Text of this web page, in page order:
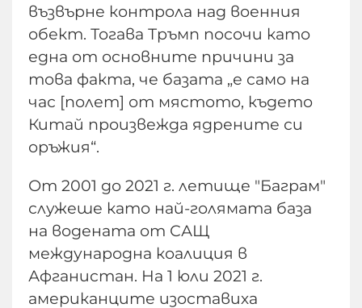
възвърне контрола над военния
обект. Тогава Тръмп посочи като
една от основните причини за
това факта, че базата „е само на
час [полет] от мястото, където
Китай произвежда ядрените си
оръжия“.
От 2001 до 2021 г. летище "Баграм"
служеше като най-голямата база
на водената от САЩ
международна коалиция в
Афганистан. На 1 юли 2021 г.
американците изоставиха